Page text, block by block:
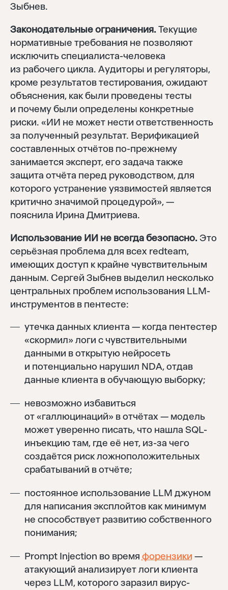
Зыбнев.
Законодательные ограничения.Текущие
нормативные требования не позволяют
исключить специалиста-человека
из рабочего цикла. Аудиторы и регуляторы,
кроме результатов тестирования, ожидают
объяснения, как были проведены тесты
и почему были определены конкретные
риски. «ИИ не может нести ответственность
за полученный результат. Верификацией
составленных отчётов по-прежнему
занимается эксперт, его задача также
защита отчёта перед руководством, для
которого устранение уязвимостей является
критично значимой процедурой», —
пояснила Ирина Дмитриева.
Использование ИИ не всегда безопасно.Это
серьёзная проблема для всех redteam,
имеющих доступ к крайне чувствительным
данным. Сергей Зыбнев выделил несколько
центральных проблем использования LLM-
инструментов в пентесте:
утечка данных клиента — когда пентестер
«скормил» логи с чувствительными
данными в открытую нейросеть
и потенциально нарушил NDA, отдав
данные клиента в обучающую выборку;
невозможно избавиться
от «галлюцинаций» в отчётах — модель
может уверенно писать, что нашла SQL-
инъекцию там, где её нет, из-за чего
создаётся риск ложноположительных
срабатываний в отчёте;
постоянное использование LLM джуном
для написания эксплойтов как минимум
не способствует развитию собственного
понимания;
Prompt Injection во время форензики —
атакующий анализирует логи клиента
через LLM, которого заразил вирус-